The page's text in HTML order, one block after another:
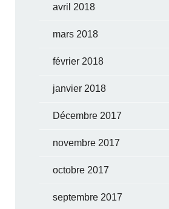
avril 2018
mars 2018
février 2018
janvier 2018
Décembre 2017
novembre 2017
octobre 2017
septembre 2017